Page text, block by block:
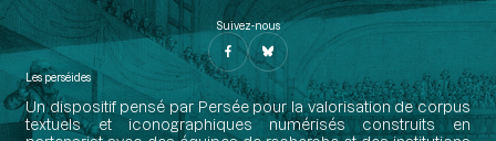
Suivez-nous
Les perséides
Un dispositif pensé par Persée pour la valorisation de corpus
textuels et iconographiques numérisés construits en